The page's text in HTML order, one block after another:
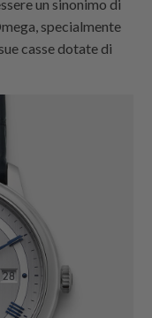
un sinonimo di
specialmente
casse dotate di